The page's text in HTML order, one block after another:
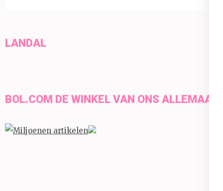
LANDAL
BOL.COM DE WINKEL VAN ONS ALLEMAAL